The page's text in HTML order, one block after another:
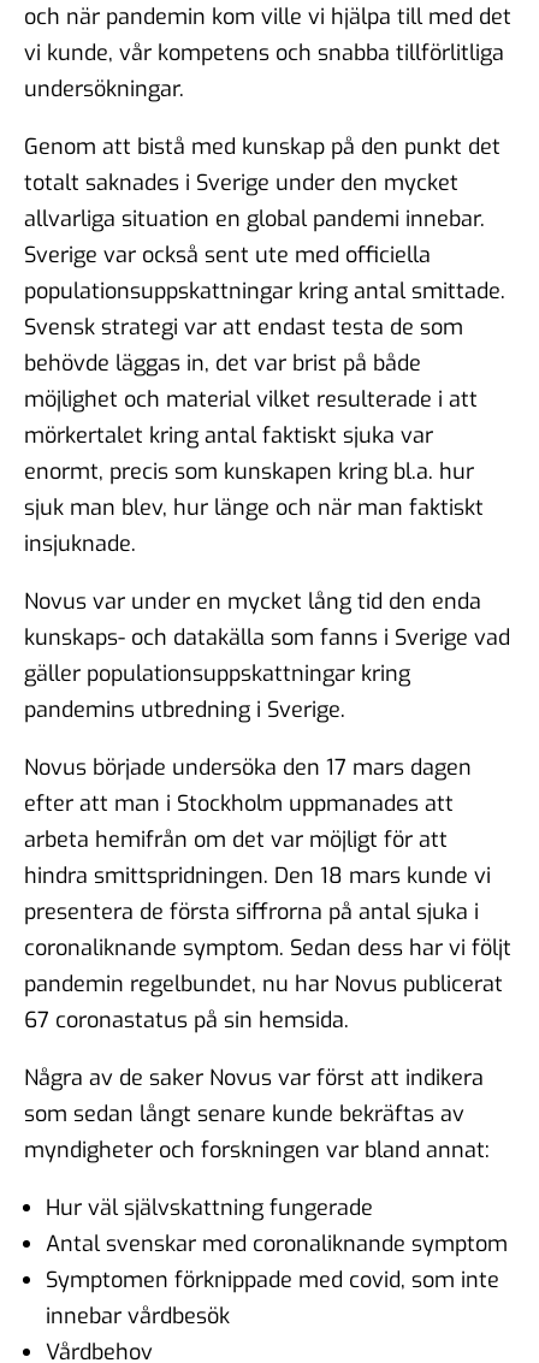
och när pandemin kom ville vi hjälpa till med det
vi kunde, vår kompetens och snabba tillförlitliga
undersökningar.
Genom att bistå med kunskap på den punkt det
totalt saknades i Sverige under den mycket
allvarliga situation en global pandemi innebar.
Sverige var också sent ute med officiella
populationsuppskattningar kring antal smittade.
Svensk strategi var att endast testa de som
behövde läggas in, det var brist på både
möjlighet och material vilket resulterade i att
mörkertalet kring antal faktiskt sjuka var
enormt, precis som kunskapen kring bl.a. hur
sjuk man blev, hur länge och när man faktiskt
insjuknade.
Novus var under en mycket lång tid den enda
kunskaps- och datakälla som fanns i Sverige vad
gäller populationsuppskattningar kring
pandemins utbredning i Sverige.
Novus började undersöka den 17 mars dagen
efter att man i Stockholm uppmanades att
arbeta hemifrån om det var möjligt för att
hindra smittspridningen. Den 18 mars kunde vi
presentera de första siffrorna på antal sjuka i
coronaliknande symptom. Sedan dess har vi följt
pandemin regelbundet, nu har Novus publicerat
67 coronastatus på sin hemsida.
Några av de saker Novus var först att indikera
som sedan långt senare kunde bekräftas av
myndigheter och forskningen var bland annat:
Hur väl självskattning fungerade
Antal svenskar med coronaliknande symptom
Symptomen förknippade med covid, som inte
innebar vårdbesök
Vårdbehov